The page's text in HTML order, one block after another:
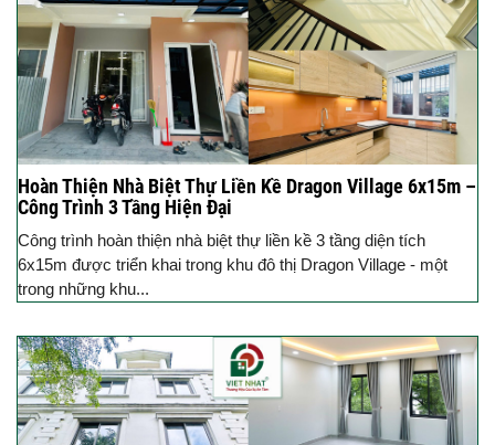
Hoàn Thiện Nhà Biệt Thự Liền Kề Dragon Village 6x15m –
Công Trình 3 Tầng Hiện Đại
Công trình hoàn thiện nhà biệt thự liền kề 3 tầng diện tích
6x15m được triển khai trong khu đô thị Dragon Village - một
trong những khu...